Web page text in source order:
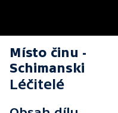
Místo činu -
Schimanski
Léčitelé